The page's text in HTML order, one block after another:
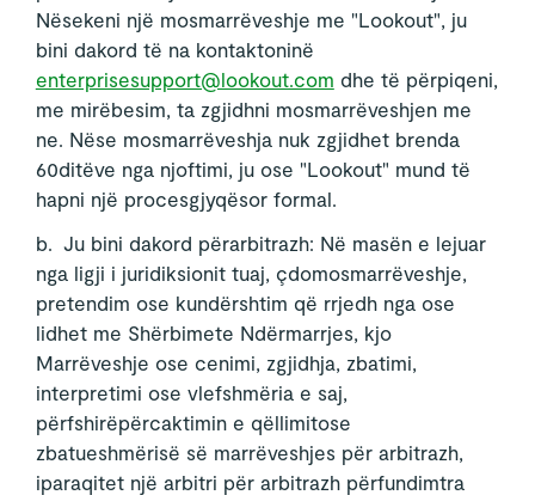
Nësekeni një mosmarrëveshje me "Lookout", ju
bini dakord të na kontaktoninë
enterprisesupport@lookout.com dhe të përpiqeni,
me mirëbesim, ta zgjidhni mosmarrëveshjen me
ne. Nëse mosmarrëveshja nuk zgjidhet brenda
60ditëve nga njoftimi, ju ose "Lookout" mund të
hapni një procesgjyqësor formal.
b. Ju bini dakord përarbitrazh: Në masën e lejuar
nga ligji i juridiksionit tuaj, çdomosmarrëveshje,
pretendim ose kundërshtim që rrjedh nga ose
lidhet me Shërbimete Ndërmarrjes, kjo
Marrëveshje ose cenimi, zgjidhja, zbatimi,
interpretimi ose vlefshmëria e saj,
përfshirëpërcaktimin e qëllimitose
zbatueshmërisë së marrëveshjes për arbitrazh,
iparaqitet një arbitri për arbitrazh përfundimtra